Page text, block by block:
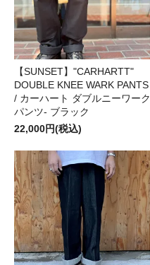
【SUNSET】"CARHARTT"
DOUBLE KNEE WARK PANTS
/ カーハート ダブルニーワーク
パンツ- ブラック
22,000円(税込)